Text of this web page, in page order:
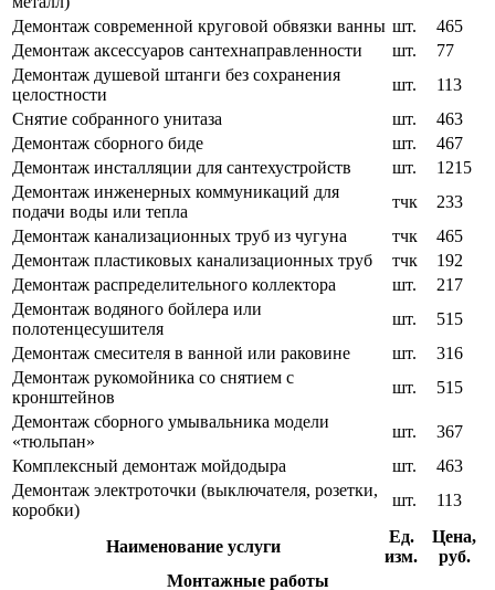
Демонтаж современной круговой обвязки ванны шт.
465
Демонтаж аксессуаров сантехнаправленности
шт.
77
Демонтаж душевой штанги без сохранения
целостности
шт.
113
Снятие собранного унитаза
шт.
463
Демонтаж сборного биде
шт.
467
Демонтаж инсталляции для сантехустройств
шт.
1215
Демонтаж инженерных коммуникаций для
подачи воды или тепла
тчк
233
Демонтаж канализационных труб из чугуна
тчк
465
Демонтаж пластиковых канализационных труб
тчк
192
Демонтаж распределительного коллектора
шт.
217
Демонтаж водяного бойлера или
полотенцесушителя
шт.
515
Демонтаж смесителя в ванной или раковине
шт.
316
Демонтаж рукомойника со снятием с
кронштейнов
шт.
515
Демонтаж сборного умывальника модели
«тюльпан»
шт.
367
Комплексный демонтаж мойдодыра
шт.
463
Демонтаж электроточки (выключателя, розетки,
коробки)
шт. 113
Наименование услуги
Ед.
изм.
Цена,
руб.
Монтажные работы